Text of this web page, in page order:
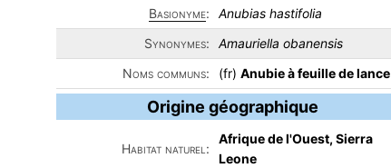
Basionyme:
Anubias hastifolia
Synonymes:
Amauriella obanensis
Noms communs:
(fr) Anubie à feuille de lance
Origine géographique
Habitat naturel:
Afrique de l'Ouest, Sierra
Leone